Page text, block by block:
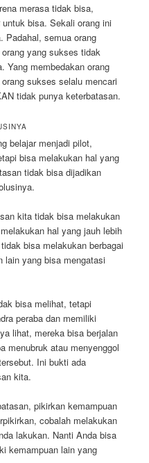
merasa tidak bisa,
bisa. Sekali orang ini
Padahal, semua orang
yang sukses tidak
Yang membedakan orang
sukses selalu mencari
tidak punya keterbatasan.
belajar menjadi pilot,
bisa melakukan hal yang
tidak bisa dijadikan
kita tidak bisa melakukan
hal yang jauh lebih
bisa melakukan berbagai
lain yang bisa mengatasi
bisa melihat, tetapi
peraba dan memiliki
lihat, mereka bisa berjalan
menubruk atau menyenggol
Ini bukti ada
kita.
pikirkan kemampuan
cobalah melakukan
lakukan. Nanti Anda bisa
kemampuan lain yang